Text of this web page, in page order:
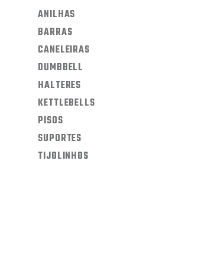
ANILHAS
BARRAS
CANELEIRAS
DUMBBELL
HALTERES
KETTLEBELLS
PISOS
SUPORTES
TIJOLINHOS